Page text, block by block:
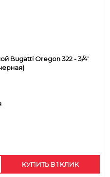
Bugatti Oregon 322 - 3/4'
КУПИТЬ В 1 КЛИК